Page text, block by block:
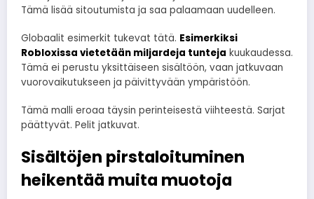
Tämä lisää sitoutumista ja saa palaamaan uudelleen.
Globaalit esimerkit tukevat tätä. Esimerkiksi
Robloxissa vietetään miljardeja tunteja kuukaudessa.
Tämä ei perustu yksittäiseen sisältöön, vaan jatkuvaan
vuorovaikutukseen ja päivittyvään ympäristöön.
Tämä malli eroaa täysin perinteisestä viihteestä. Sarjat
päättyvät. Pelit jatkuvat.
Sisältöjen pirstaloituminen
heikentää muita muotoja